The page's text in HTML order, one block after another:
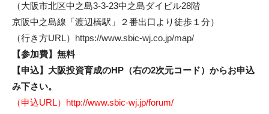
（大阪市北区中之島3-3-23中之島ダイビル28階
京阪中之島線「渡辺橋駅」２番出口より徒歩１分）
（行き方URL） https://www.sbic-wj.co.jp/map/
【参加費】無料
【申込】大阪投資育成のHP（右の2次元コード）からお申込
み下さい。
（申込URL） http://www.sbic-wj.jp/forum/